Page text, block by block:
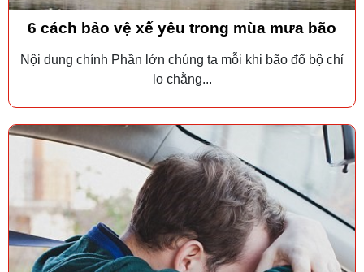
6 cách bảo vệ xế yêu trong mùa mưa bão
Nội dung chính Phần lớn chúng ta mỗi khi bão đổ bộ chỉ
lo chằng...